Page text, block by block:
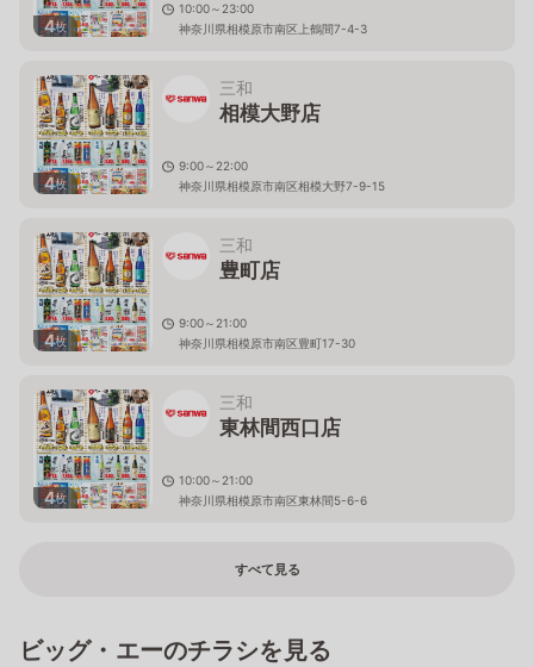
4枚
10:00～23:00
神奈川県相模原市南区上鶴間7-4-3
4枚
三和
相模大野店
9:00～22:00
神奈川県相模原市南区相模大野7-9-15
4枚
三和
豊町店
9:00～21:00
神奈川県相模原市南区豊町17-30
4枚
三和
東林間西口店
10:00～21:00
神奈川県相模原市南区東林間5-6-6
すべて見る
ビッグ・エーのチラシを見る